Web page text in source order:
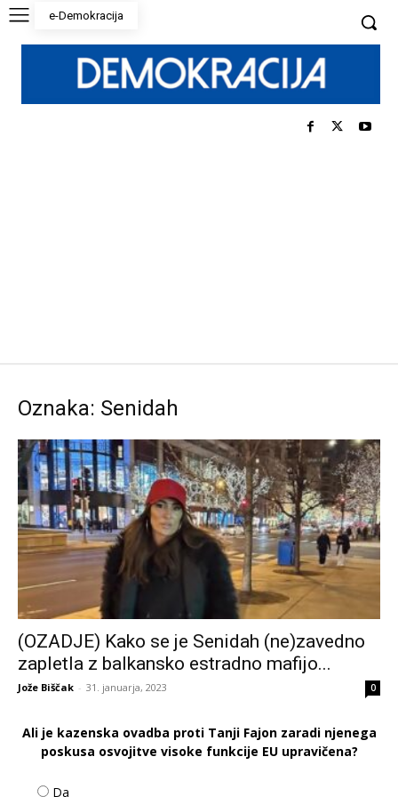
e-Demokracija
Oznaka: Senidah
(OZADJE) Kako se je Senidah (ne)zavedno
zapletla z balkansko estradno mafijo...
Jože Biščak - 31. januarja, 2023 0
Ali je kazenska ovadba proti Tanji Fajon zaradi njenega
poskusa osvojitve visoke funkcije EU upravičena?
Da